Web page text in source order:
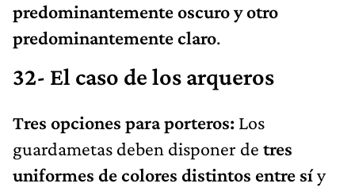
predominantemente oscuro y otro
predominantemente claro.
32- El caso de los arqueros
Tres opciones para porteros: Los
guardametas deben disponer de tres
uniformes de colores distintos entre síy